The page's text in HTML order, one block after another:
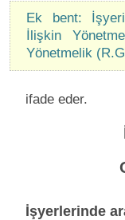
Ek bent:
İlişkin
Yönetmelik
ifade eder.
İşyerlerinde